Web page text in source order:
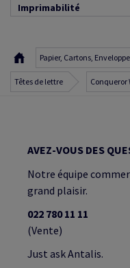
Imprimabilité
Papier, Cartons,
Têtes de lettre Conqueror
AVEZ-VOUS DES
Notre équipe
grand plaisir.
022 780 11 11
(Vente)
Just ask Antalis.